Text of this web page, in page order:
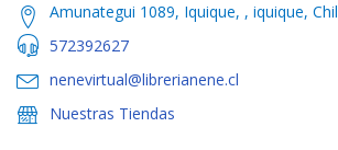
Amunategui 1089, Iquique, , iquique,
572392627
nenevirtual@librerianene.cl
Nuestras Tiendas